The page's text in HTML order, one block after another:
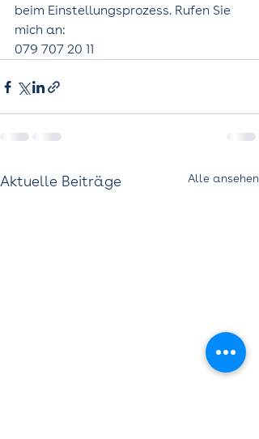
beim Einstellungsprozess. Rufen Sie
mich an:
079 707 20 11
Aktuelle Beiträge Alle ansehen